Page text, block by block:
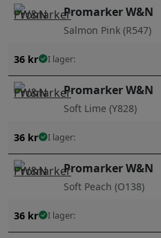
Promarker W&N
Salmon Pink (R547)
36 kr I lager:
Promarker W&N
Soft Lime (Y828)
36 kr I lager:
Promarker W&N
Soft Peach (O138)
36 kr I lager: